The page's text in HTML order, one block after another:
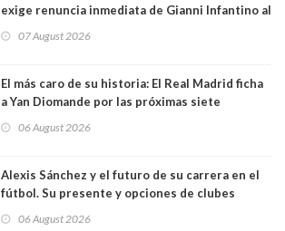
exige renuncia inmediata de Gianni Infantino al
07 August 2026
El más caro de su historia: El Real Madrid ficha
a Yan Diomande por las próximas siete
06 August 2026
Alexis Sánchez y el futuro de su carrera en el
fútbol. Su presente y opciones de clubes
06 August 2026